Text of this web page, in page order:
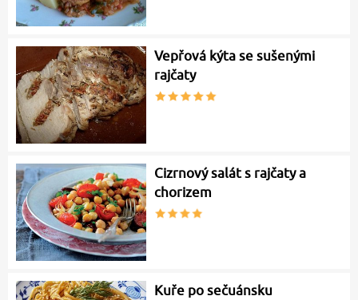
Vepřová kýta se sušenými
rajčaty
Cizrnový salát s rajčaty a
chorizem
Kuře po sečuánsku